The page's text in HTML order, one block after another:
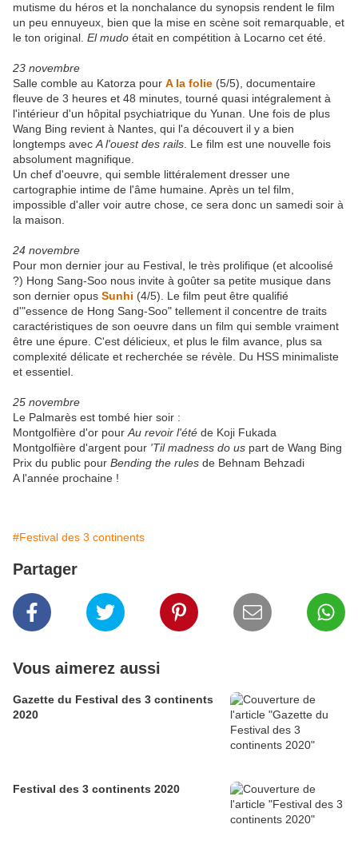
mutisme du héros et la nonchalance du synopsis rendent le film
un peu ennuyeux, bien que la mise en scène soit remarquable, et
le ton original. El mudo était en compétition à Locarno cet été.
23 novembre
Salle comble au Katorza pour A la folie (5/5), documentaire
fleuve de 3 heures et 48 minutes, tourné quasi intégralement à
l'intérieur d'un hôpital psychiatrique du Yunan. Une fois de plus
Wang Bing revient à Nantes, qui l'a découvert il y a bien
longtemps avec A l'ouest des rails . Le film est une nouvelle fois
absolument magnifique.
Un chef d'oeuvre, qui semble littéralement dresser une
cartographie intime de l'âme humaine. Après un tel film,
impossible d'aller voir autre chose, ce sera donc un samedi soir à
la maison.
24 novembre
Pour mon dernier jour au Festival, le très prolifique (et alcoolisé
?) Hong Sang-Soo nous invite à goûter sa petite musique dans
son dernier opus Sunhi (4/5). Le film peut être qualifié
d'"essence de Hong Sang-Soo" tellement il concentre de traits
caractéristiques de son oeuvre dans un film qui semble vraiment
être une épure. C'est délicieux, et plus le film avance, plus sa
complexité délicate et recherchée se révèle. Du HSS minimaliste
et essentiel.
25 novembre
Le Palmarès est tombé hier soir :
Montgolfière d'or pour Au revoir l'été de Koji Fukada
Montgolfière d'argent pour 'Til madness do us part de Wang Bing
Prix du public pour Bending the rules de Behnam Behzadi
A l'année prochaine !
#Festival des 3 continents
Partager
Vous aimerez aussi
Gazette du Festival des 3 continents
2020
Festival des 3 continents 2020